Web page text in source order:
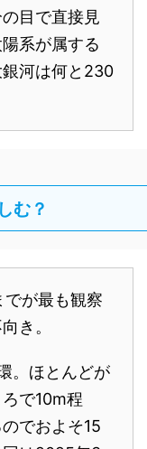
目で直接見
系が属する
河は何と230
む？
が最も観察
き。
。ほとんどが
で10m程
でおよそ15